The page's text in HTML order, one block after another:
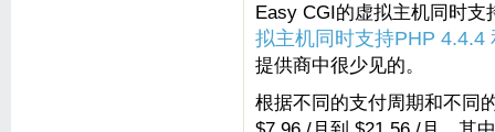
Easy CGI的虚拟主机同时支
拟主机同时支持PHP 4.4.4
提供商中很少见的。
根据不同的支付周期和不同